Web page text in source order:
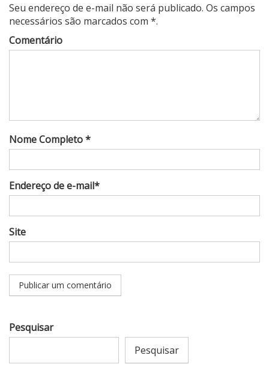
Seu endereço de e-mail não será publicado. Os campos
necessários são marcados com *.
Comentário
Nome Completo *
Endereço de e-mail*
Site
Pesquisar
Pesquisar